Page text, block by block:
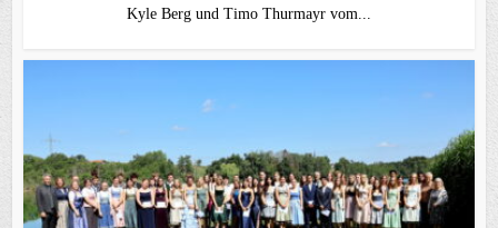
Kyle Berg und Timo Thurmayr vom...